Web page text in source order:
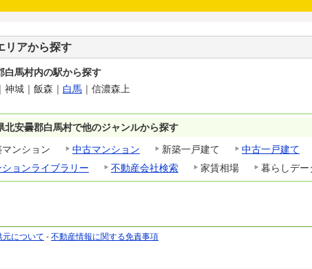
リアから探す
白馬村内の駅から探す
｜ 神城 ｜ 飯森 ｜ 白馬 ｜ 信濃森上
北安曇郡白馬村で他のジャンルから探す
マンション
中古マンション 新築一戸建て 中古一戸建て
ションライブラリー
不動産会社検索 家賃相場 暮らしデー
元について - 不動産情報に関する免責事項